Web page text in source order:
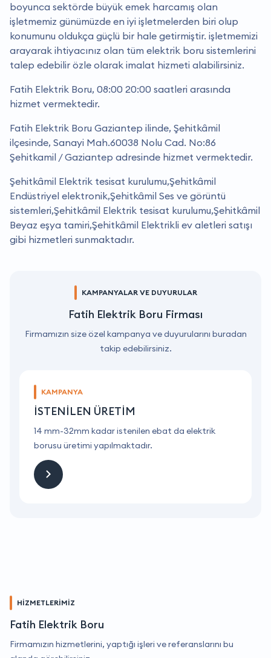
boyunca sektörde büyük emek harcamış olan
işletmemiz günümüzde en iyi işletmelerden biri olup
konumunu oldukça güçlü bir hale getirmiştir. i̇şletmemizi
arayarak ihtiyacınız olan tüm elektrik boru sistemlerini
talep edebilir özle olarak imalat hizmeti alabilirsiniz.
Fatih Elektrik Boru, 08:00 20:00 saatleri arasında
hizmet vermektedir.
Fatih Elektrik Boru Gaziantep ilinde, Şehitkâmil
ilçesinde, Sanayi Mah.60038 Nolu Cad. No:86
Şehitkamil / Gaziantep adresinde hizmet vermektedir.
Şehitkâmil Elektrik tesisat kurulumu,Şehitkâmil
Endüstriyel elektronik,Şehitkâmil Ses ve görüntü
sistemleri,Şehitkâmil Elektrik tesisat kurulumu,Şehitkâmil
Beyaz eşya tamiri,Şehitkâmil Elektrikli ev aletleri satışı
gibi hizmetleri sunmaktadır.
KAMPANYALAR VE DUYURULAR
Fatih Elektrik Boru Firması
Firmamızın size özel kampanya ve duyurularını buradan
takip edebilirsiniz.
KAMPANYA
İSTENİLEN ÜRETİM
14 mm-32mm kadar istenilen ebat da elektrik
borusu üretimi yapılmaktadır.
HİZMETLERİMİZ
Fatih Elektrik Boru
Firmamızın hizmetlerini, yaptığı işleri ve referanslarını bu